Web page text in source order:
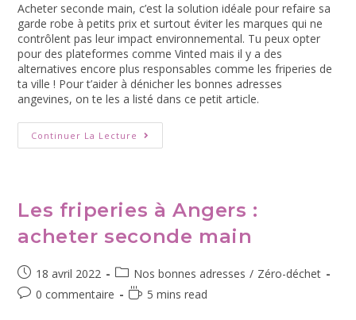
Acheter seconde main, c’est la solution idéale pour refaire sa
garde robe à petits prix et surtout éviter les marques qui ne
contrôlent pas leur impact environnemental. Tu peux opter
pour des plateformes comme Vinted mais il y a des
alternatives encore plus responsables comme les friperies de
ta ville ! Pour t’aider à dénicher les bonnes adresses
angevines, on te les a listé dans ce petit article.
Continuer La Lecture
Les friperies à Angers :
acheter seconde main
18 avril 2022 Nos bonnes adresses / Zéro-déchet
0 commentaire
5 mins read